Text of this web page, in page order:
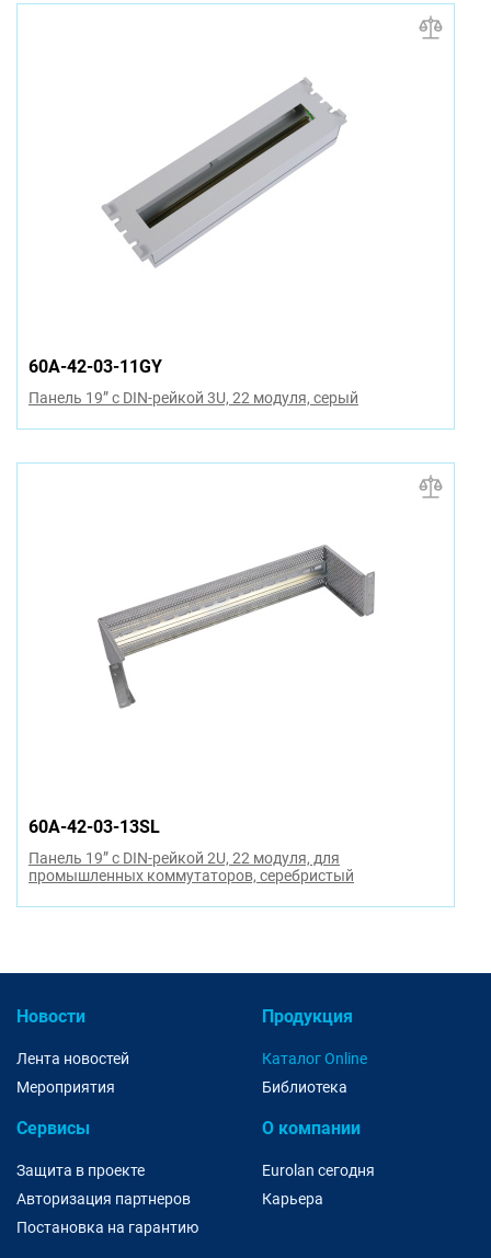
60A-42-03-11GY
Панель 19” с DIN-рейкой 3U, 22 модуля, серый
60A-42-03-13SL
Панель 19” с DIN-рейкой 2U, 22 модуля, для
промышленных коммутаторов, серебристый
Новости
Лента новостей
Мероприятия
Продукция
Каталог Online
Библиотека
Сервисы
Защита в проекте
Авторизация партнеров
Постановка на гарантию
О компании
Eurolan сегодня
Карьера